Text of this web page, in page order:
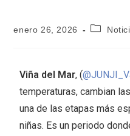
enero 26, 2026
Viña del Mar, (
temperaturas, cambian
una de las etapas más
niñas. Es un periodo